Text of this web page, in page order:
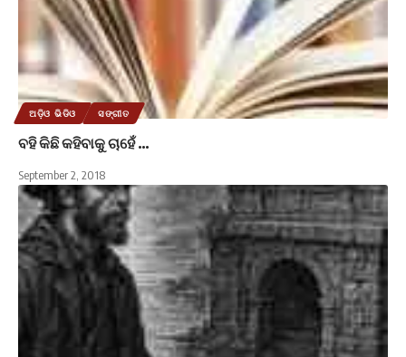
ଅଡ଼ିଓ ଭିଡିଓ ସଙ୍ଗୀତ
ବହି କିଛି କହିବାକୁ ଚାହେଁ …
September 2, 2018